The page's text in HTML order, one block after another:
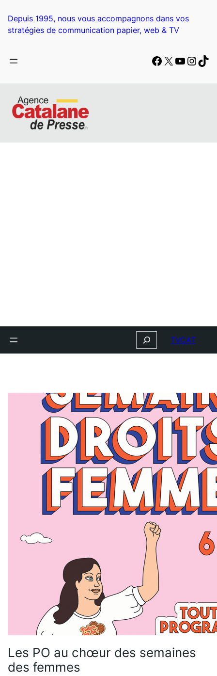
Depuis 1995, nous vous accompagnons dans vos
stratégies de communication papier, web & TV
Facebook
X
Search TVCAT
Les PO au chœur des semaines
des femmes